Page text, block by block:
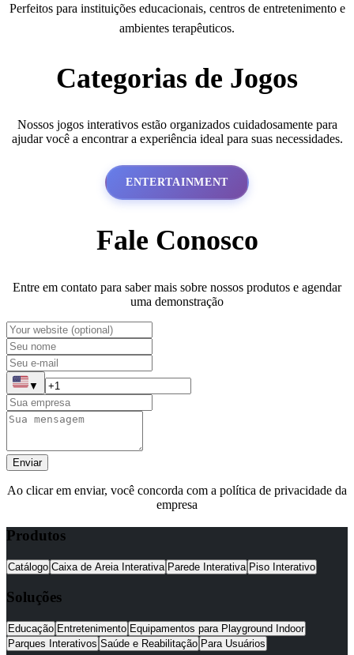
Perfeitos para instituições educacionais, centros de entretenimento e
ambientes terapêuticos.
Categorias de Jogos
Nossos jogos interativos estão organizados cuidadosamente para
ajudar você a encontrar a experiência ideal para suas necessidades.
ENTERTAINMENT
Fale Conosco
Entre em contato para saber mais sobre nossos produtos e agendar
uma demonstração
▼
Enviar
Ao clicar em enviar, você concorda com a política de privacidade da
empresa
Produtos
Catálogo Caixa de Areia Interativa Parede Interativa Piso Interativo
Soluções
Educação Entretenimento Equipamentos para Playground Indoor
Parques Interativos Saúde e Reabilitação Para Usuários